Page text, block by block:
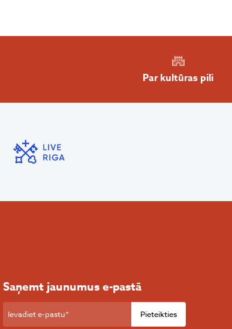
Par kultūras pili
Saņemt jaunumus e-pastā
Pieteikties